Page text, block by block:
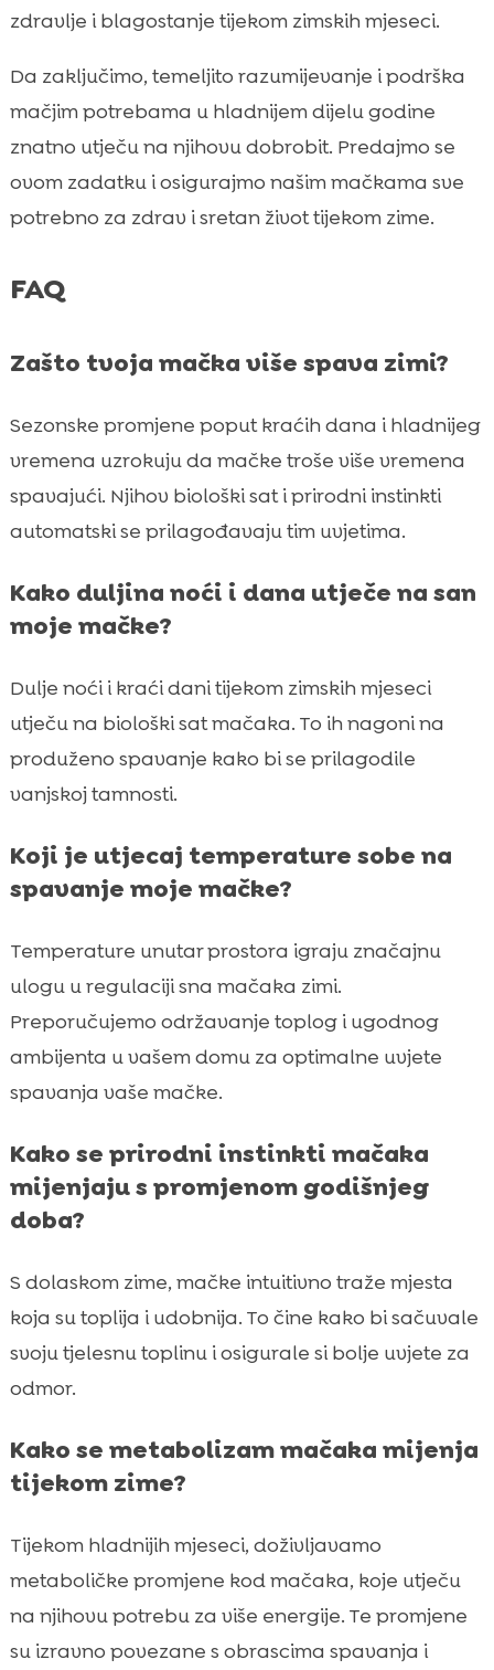
zdravlje i blagostanje tijekom zimskih mjeseci.
Da zaključimo, temeljito razumijevanje i podrška
mačjim potrebama u hladnijem dijelu godine
znatno utječu na njihovu dobrobit. Predajmo se
ovom zadatku i osigurajmo našim mačkama sve
potrebno za zdrav i sretan život tijekom zime.
FAQ
Zašto tvoja mačka više spava zimi?
Sezonske promjene poput kraćih dana i hladnijeg
vremena uzrokuju da mačke troše više vremena
spavajući. Njihov biološki sat i prirodni instinkti
automatski se prilagođavaju tim uvjetima.
Kako duljina noći i dana utječe na san
moje mačke?
Dulje noći i kraći dani tijekom zimskih mjeseci
utječu na biološki sat mačaka. To ih nagoni na
produženo spavanje kako bi se prilagodile
vanjskoj tamnosti.
Koji je utjecaj temperature sobe na
spavanje moje mačke?
Temperature unutar prostora igraju značajnu
ulogu u regulaciji sna mačaka zimi.
Preporučujemo održavanje toplog i ugodnog
ambijenta u vašem domu za optimalne uvjete
spavanja vaše mačke.
Kako se prirodni instinkti mačaka
mijenjaju s promjenom godišnjeg
doba?
S dolaskom zime, mačke intuitivno traže mjesta
koja su toplija i udobnija. To čine kako bi sačuvale
svoju tjelesnu toplinu i osigurale si bolje uvjete za
odmor.
Kako se metabolizam mačaka mijenja
tijekom zime?
Tijekom hladnijih mjeseci, doživljavamo
metaboličke promjene kod mačaka, koje utječu
na njihovu potrebu za više energije. Te promjene
su izravno povezane s obrascima spavanja i